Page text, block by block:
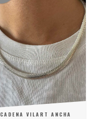
CADENA VILART ANCHA